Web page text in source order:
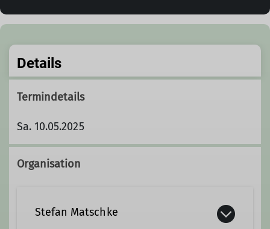
Details
Termindetails
Sa. 10.05.2025
Organisation
Stefan Matschke